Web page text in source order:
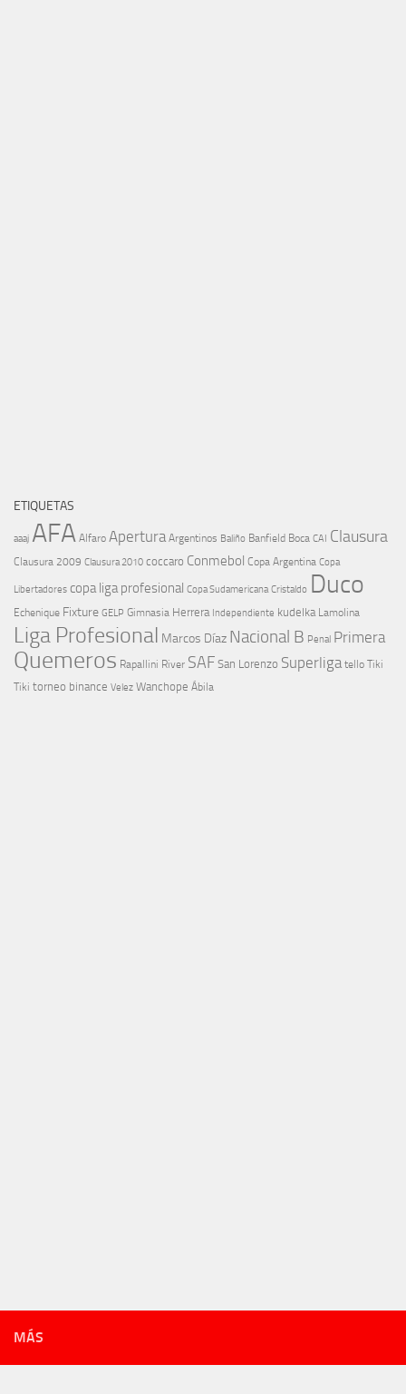
ETIQUETAS
aaaj AFA Alfaro Apertura Argentinos Baliño Banfield Boca CAI Clausura
Clausura 2009 Clausura 2010 coccaro Conmebol Copa Argentina Copa
Libertadores copa liga profesional Copa Sudamericana Cristaldo Duco
Echenique Fixture GELP Gimnasia Herrera Independiente kudelka Lamolina
Liga Profesional Marcos Díaz Nacional B Penal Primera
Quemeros Rapallini River SAF San Lorenzo Superliga tello Tiki
Tiki torneo binance Velez Wanchope Ábila
MÁS